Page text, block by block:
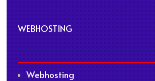
WEBHOSTING
Webhosting